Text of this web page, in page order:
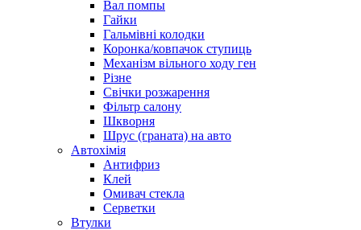
Вал помпы
Гайки
Гальмівні колодки
Коронка/ковпачок ступиць
Механізм вільного ходу ген
Різне
Свічки розжарення
Фільтр салону
Шкворня
Шрус (граната) на авто
Автохімія
Антифриз
Клей
Омивач стекла
Серветки
Втулки